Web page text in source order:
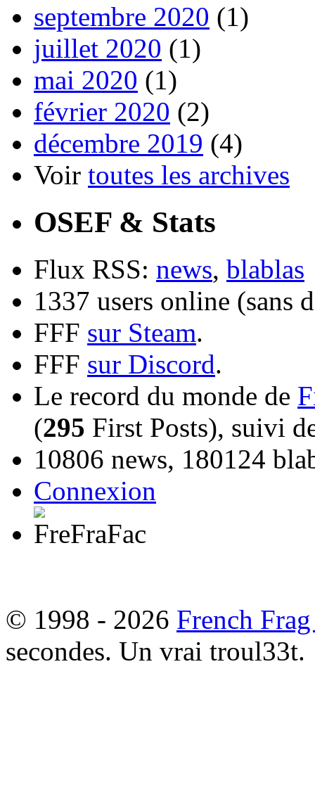
septembre 2020 (1)
juillet 2020 (1)
mai 2020 (1)
février 2020 (2)
décembre 2019 (4)
Voir toutes les archives
OSEF & Stats
Flux RSS: news, blablas
1337 users online (sans
FFF sur Steam.
FFF sur Discord.
Le record du monde de
(295 First Posts), suivi
10806 news, 180124
Connexion
© 1998 - 2026 French
secondes. Un vrai troul33t.